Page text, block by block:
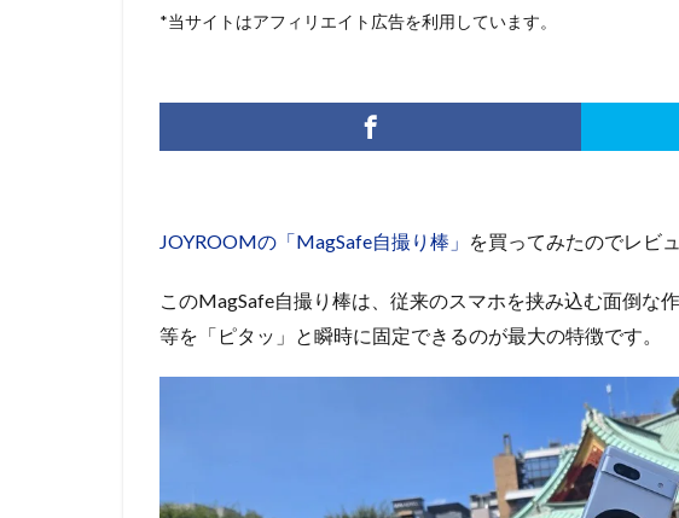
*当サイトはアフィリエイト広告を利用しています。
JOYROOMの「MagSafe自撮り棒」 を買ってみたのでレビ
このMagSafe自撮り棒は、従来のスマホを挟み込む面倒な
等を「ピタッ」と瞬時に固定できるのが最大の特徴です。